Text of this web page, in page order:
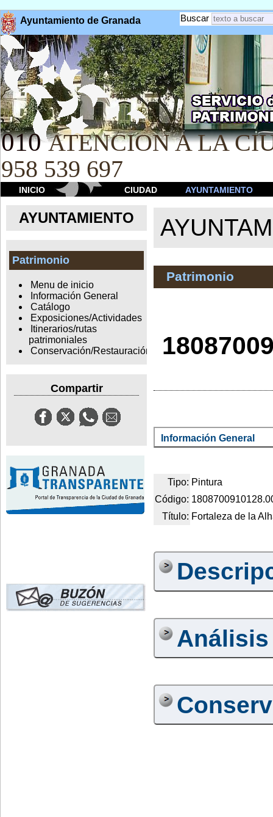
Ayuntamiento de Granada Buscar
010 ATENCION A LA
958 539 697
INICIO CIUDAD AYUNTAMIENTO
AYUNTAMIENTO
Patrimonio
Menu de inicio
Información General
Catálogo
Exposiciones/Actividades
Itinerarios/rutas
patrimoniales
Conservación/Restauración
Compartir
Patrimonio
Información General
Tipo: Pintura
Código:
Título: Fortaleza de la